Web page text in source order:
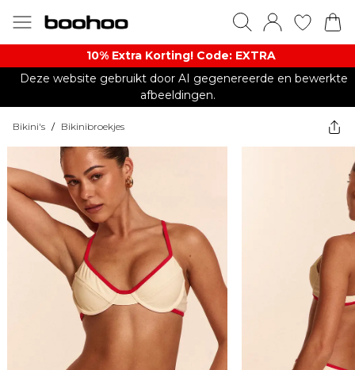
10% Extra Korting! Code: EXTRA​
Deze website gebruikt door AI gegenereerde en bewerkte
afbeeldingen.
Bikini's / Bikinibroekjes